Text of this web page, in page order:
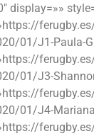
display=»»
01/J1-Paula-
01/J3-
01/J4-